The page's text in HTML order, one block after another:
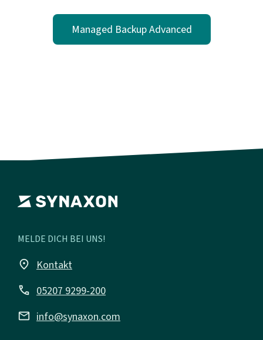
Managed Backup Advanced
MELDE DICH BEI UNS!
place Kontakt
call 05207 9299-200
mail info@synaxon.com